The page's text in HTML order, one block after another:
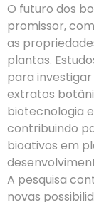
O futuro dos
promissor,
as
plantas.
para investigar
extratos
biotecnologia
contribuindo
bioativos em
A pesquisa
novas